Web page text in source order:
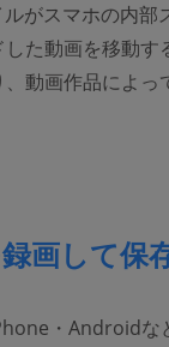
がスマホの内部
た動画を移動す
動画作品によっ
画して保
・Androidな